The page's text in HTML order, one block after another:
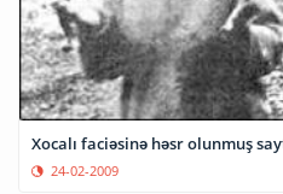
Xocalı faciəsinə həsr olunmuş
24-02-2009